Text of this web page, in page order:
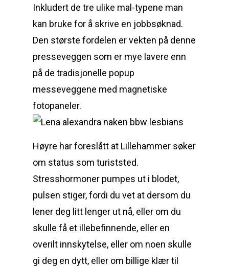
Inkludert de tre ulike mal-typene man
kan bruke for å skrive en jobbsøknad.
Den største fordelen er vekten på denne
presseveggen som er mye lavere enn
på de tradisjonelle popup
messeveggene med magnetiske
fotopaneler.
Høyre har foreslått at Lillehammer søker
om status som turiststed.
Stresshormoner pumpes ut i blodet,
pulsen stiger, fordi du vet at dersom du
lener deg litt lenger ut nå, eller om du
skulle få et illebefinnende, eller en
overilt innskytelse, eller om noen skulle
gi deg en dytt, eller om billige klær til